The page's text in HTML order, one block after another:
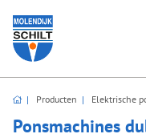
Elektrische
Producten
Ponsmachines